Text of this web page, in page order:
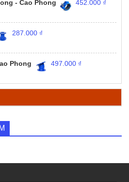
- Cao Phong 452.000 ₫
287.000 ₫
Phong 497.000 ₫